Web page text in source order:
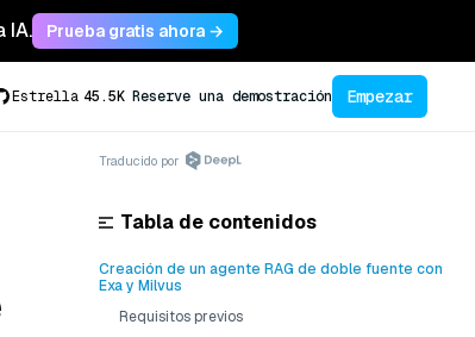
IA. Prueba gratis ahora →
Estrella 45.5K Reserve una demostración Empezar
Traducido por
Tabla de contenidos
Creación de un agente RAG de doble fuente con
Exa y Milvus
Requisitos previos